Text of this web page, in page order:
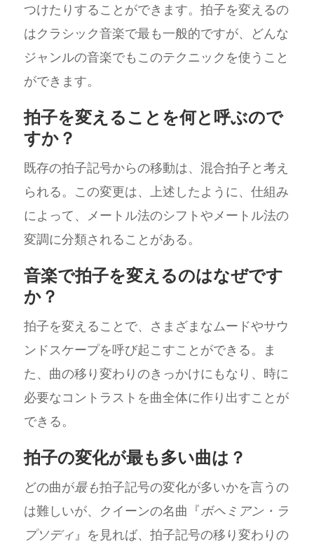
つけたりすることができます。拍子を変えるの
はクラシック音楽で最も一般的ですが、どんな
ジャンルの音楽でもこのテクニックを使うこと
ができます。
拍子を変えることを何と呼ぶので
すか？
既存の拍子記号からの移動は、混合拍子と考え
られる。この変更は、上述したように、仕組み
によって、メートル法のシフトやメートル法の
変調に分類されることがある。
音楽で拍子を変えるのはなぜです
か？
拍子を変えることで、さまざまなムードやサウ
ンドスケープを呼び起こすことができる。ま
た、曲の移り変わりのきっかけにもなり、時に
必要なコントラストを曲全体に作り出すことが
できる。
拍子の変化が最も多い曲は？
どの曲が最も拍子記号の変化が多いかを言うの
は難しいが、クイーンの名曲『ボヘミアン・ラ
プソディ』を見れば、拍子記号の移り変わりの